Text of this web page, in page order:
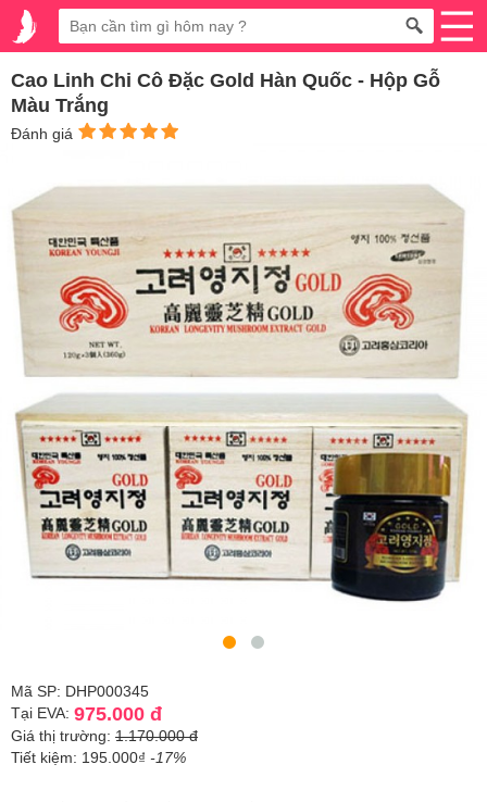
Cao Linh Chi Cô Đặc Gold Hàn Quốc - Hộp Gỗ
Màu Trắng
Đánh giá
Mã SP: DHP000345
Tại EVA: 975.000 đ
Giá thị trường: 1.170.000 đ
Tiết kiệm: 195.000₫ -17%